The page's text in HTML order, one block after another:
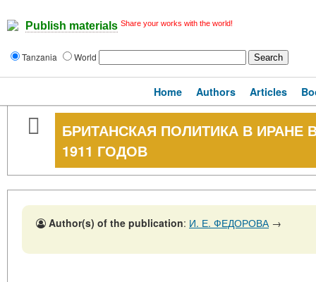
Publish materials Share your works with the world!
Tanzania World
Home Authors Articles
БРИТАНСКАЯ ПОЛИТИКА В ИРАНЕ
1911 ГОДОВ
Author(s) of the publication: И. Е. ФЕДОРОВА→